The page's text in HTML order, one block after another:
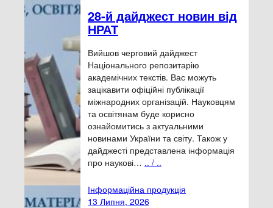
28-й дайджест новин від
НРАТ
Вийшов черговий дайджест
Національного репозитарію
академічних текстів. Вас можуть
зацікавити офіційні публікації
міжнародних організацій. Науковцям
та освітянам буде корисно
ознайомитись з актуальними
новинами України та світу. Також у
дайджесті представлена інформація
про наукові… .. / ..
Інформаційна продукція
13 Липня, 2026